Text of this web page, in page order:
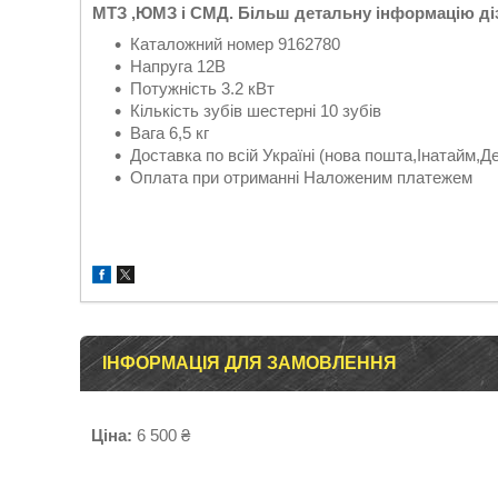
МТЗ ,ЮМЗ і СМД. Більш детальну інформацію
Каталожний номер 9162780
Напруга 12В
Потужність 3.2 кВт
Кількість зубів шестерні 10 зубів
Вага 6,5 кг
Доставка по всій Україні (нова
Оплата при отриманні Наложеним платежем
ІНФОРМАЦІЯ ДЛЯ ЗАМОВЛЕННЯ
Ціна: 6 500 ₴